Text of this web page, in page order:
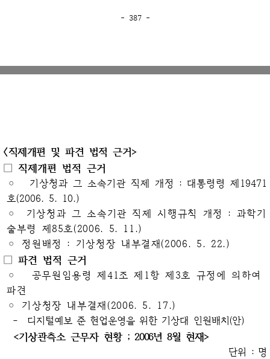
- 387 -
〈직제개편 및 파견 법적 근거>
□ 직제개편 법적 근거
◦
기상청과 그 소속기관 직제 개정 : 대통령령 제19471
호(2006. 5. 10.)
◦ 기상청과 그 소속기관 직제 시행규칙 개정 : 과학기
술부령 제85호(2006. 5. 11.)
◦ 정원배정 : 기상청장 내부결재(2006. 5. 22.)
□ 파견 법적 근거
◦ 공무원임용령 제41조 제1항 제3호 규정에 의하여
파견
◦ 기상청장 내부결재(2006. 5. 17.)
- 디지털예보 준 현업운영을 위한 기상대 인원배치(안)
<기상관측소 근무자 현황; 2006년 8월 현재>
단위 : 명